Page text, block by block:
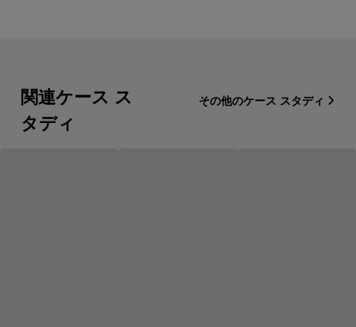
関連ケース ス
タディ
その他のケース スタディ